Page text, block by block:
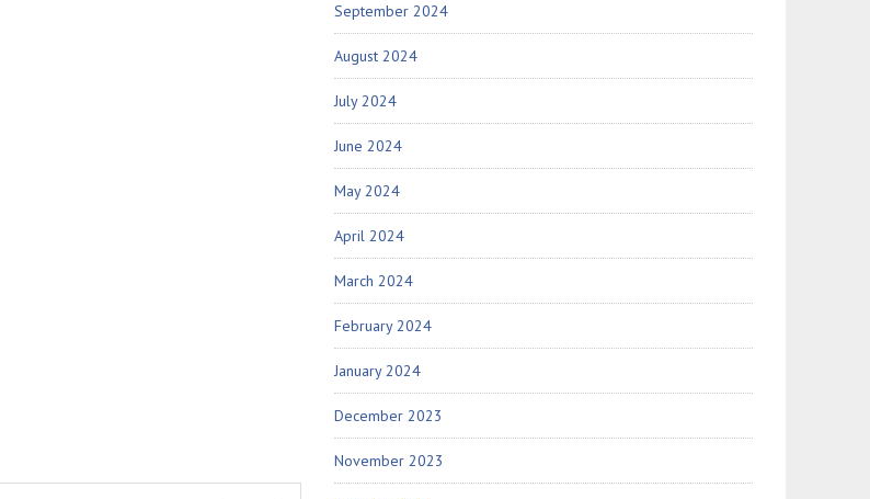
September 2024
August 2024
July 2024
June 2024
May 2024
April 2024
March 2024
February 2024
January 2024
December 2023
November 2023